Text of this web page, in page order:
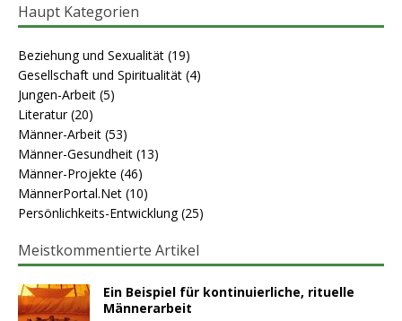
Haupt Kategorien
Beziehung und Sexualität (19)
Gesellschaft und Spiritualität (4)
Jungen-Arbeit (5)
Literatur(20)
Männer-Arbeit (53)
Männer-Gesundheit (13)
Männer-Projekte (46)
MännerPortal.Net (10)
Persönlichkeits-Entwicklung(25)
Meistkommentierte Artikel
Ein Beispiel für kontinuierliche, rituelle
Männerarbeit